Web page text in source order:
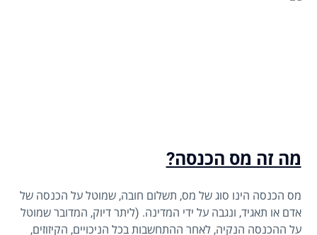
מה זה מס הכנסה?
מס הכנסה הינו סוג של מס, תשלום חובה, שמוטל על הכנסה של
אדם או תאגיד, ונגבה על ידי המדינה. (ליתר דיוק, המדובר שמוטל
על ההכנסה הנקיה, לאחר ההתחשבות בכל הניכויים, הקיזוזים,